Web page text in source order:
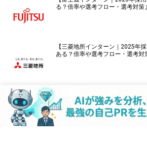
る？倍率や選考フロー・選考対策
【三菱地所インターン｜2025年
ある？倍率や選考フロー・選考対
【パナソニックインターン｜2025
遇はある？倍率や選考フロー・選
め